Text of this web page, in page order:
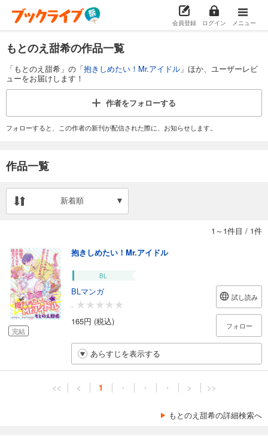
会員登録 ログイン メニュー
もとのえ甜希の作品一覧
「もとのえ甜希」の「抱きしめたい！Mr.アイドル 」ほか、ユーザーレビ
ューをお届けします！
作者をフォローする
フォローすると、この作者の新刊が配信された際に、お知らせします。
作品一覧
新着順
1～1件目 / 1件
完結
抱きしめたい！Mr.アイドル
BL
BLマンガ
-
165円 (税込)
試し読み
フォロー
あらすじを表示する
<< < 1 ・ ・ ・ > >>
もとのえ甜希の詳細検索へ